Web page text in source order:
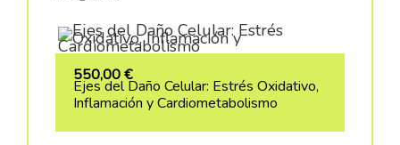
550,00€
Ejes del Daño Celular: Estrés Oxidativo,
Inflamación y Cardiometabolismo